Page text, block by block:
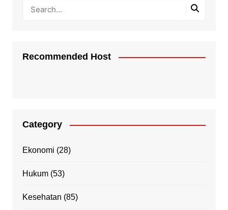
Recommended Host
Category
Ekonomi (28)
Hukum(53)
Kesehatan (85)